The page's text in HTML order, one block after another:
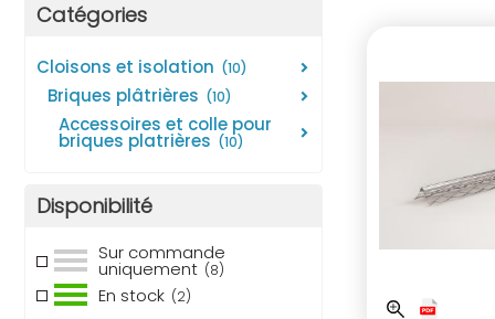
Catégories
cloisons et isolation (10)
briques plâtrières (10)
accessoires et colle pour
briques platrières (10)
Disponibilité
Sur commande
uniquement (8)
En stock (2)